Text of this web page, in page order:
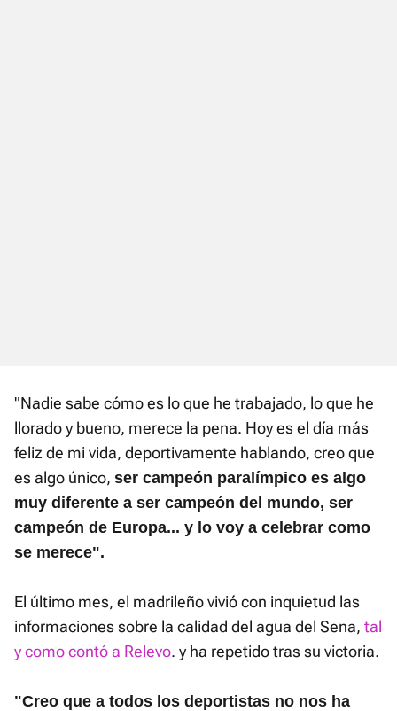
"Nadie sabe cómo es lo que he trabajado, lo que he
llorado y bueno, merece la pena. Hoy es el día más
feliz de mi vida, deportivamente hablando, creo que
es algo único, ser campeón paralímpico es algo
muy diferente a ser campeón del mundo, ser
campeón de Europa... y lo voy a celebrar como
se merece".
El último mes, el madrileño vivió con inquietud las
informaciones sobre la calidad del agua del Sena, tal
y como contó a Relevo. y ha repetido tras su victoria.
"Creo que a todos los deportistas no nos ha